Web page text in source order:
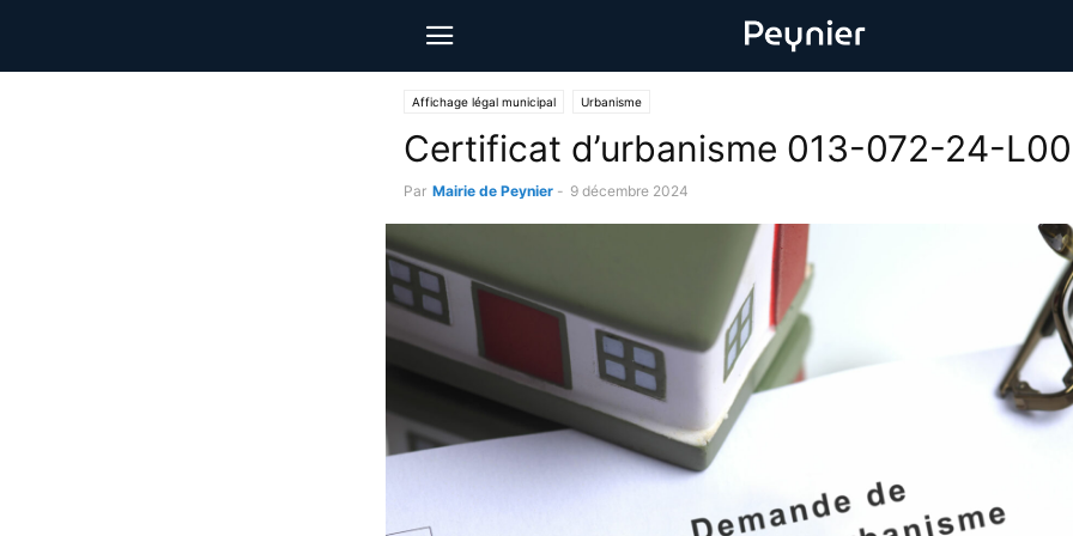
Affichage légal municipal Urbanisme
Certificat d’urbanisme 013-072-24-
Par Mairie de Peynier - 9 décembre 2024